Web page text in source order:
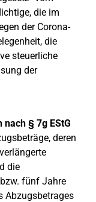
die im
der Corona-
die
steuerliche
der
§ 7g EStG
deren
die
fünf Jahre
Abzugsbetrages